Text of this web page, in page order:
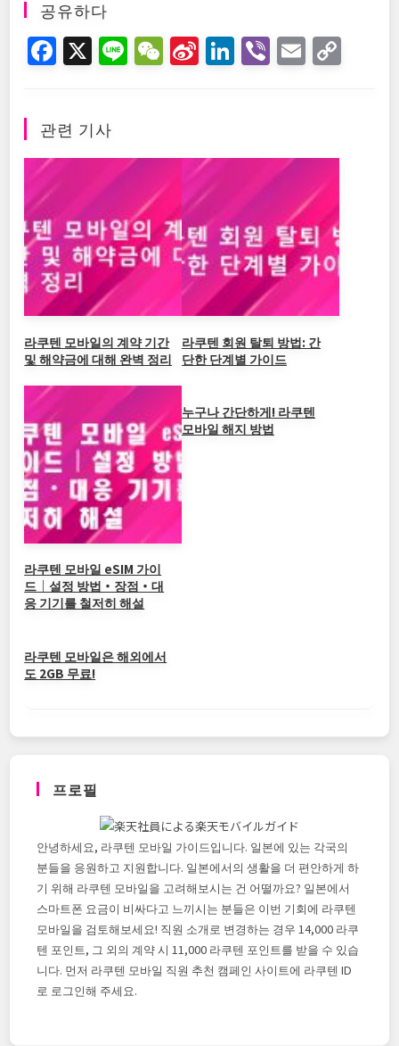
공유하다
F
e
b
o
k
X Li W
at
Si
ei
b
o
Li
dI
n
Vi E
관련 기사
라쿠텐 모바일의 계약 기간
및 해약금에 대해 완벽 정리
라쿠텐 회원 탈퇴 방법: 간
단한 단계별 가이드
라쿠텐 모바일 eSIM 가이
드｜설정 방법・장점・대
응 기기를 철저히 해설
누구나 간단하게! 라쿠텐
모바일 해지 방법
라쿠텐 모바일은 해외에서
도 2GB 무료!
프로필
안녕하세요, 라쿠텐 모바일 가이드입니다. 일본에 있는 각국의
분들을 응원하고 지원합니다. 일본에서의 생활을 더 편안하게 하
기 위해 라쿠텐 모바일을 고려해보시는 건 어떨까요? 일본에서
스마트폰 요금이 비싸다고 느끼시는 분들은 이번 기회에 라쿠텐
모바일을 검토해보세요! 직원 소개로 변경하는 경우 14,000 라쿠
텐 포인트, 그 외의 계약 시 11,000 라쿠텐 포인트를 받을 수 있습
니다. 먼저 라쿠텐 모바일 직원 추천 캠페인 사이트에 라쿠텐 ID
로 로그인해 주세요.